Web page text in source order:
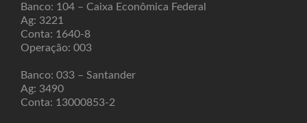
Banco: 104 – Caixa Econômica Federal
Ag: 3221
Conta: 1640-8
Operação: 003
Banco: 033 – Santander
Ag: 3490
Conta: 13000853-2